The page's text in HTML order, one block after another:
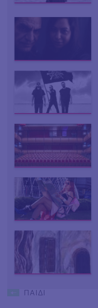
ΠΑΙΔΙ